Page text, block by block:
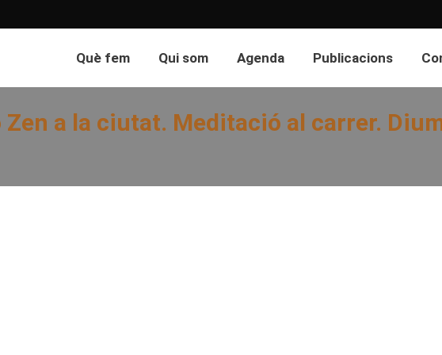
Què fem Qui som Agenda Publicacions
a la ciutat. Meditació al carrer.